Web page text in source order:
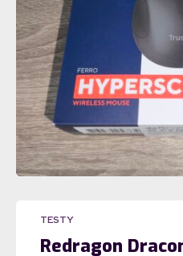
TESTY
Redragon